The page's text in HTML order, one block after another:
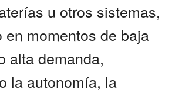
u otros sistemas,
en momentos de baja
alta demanda,
la autonomía, la